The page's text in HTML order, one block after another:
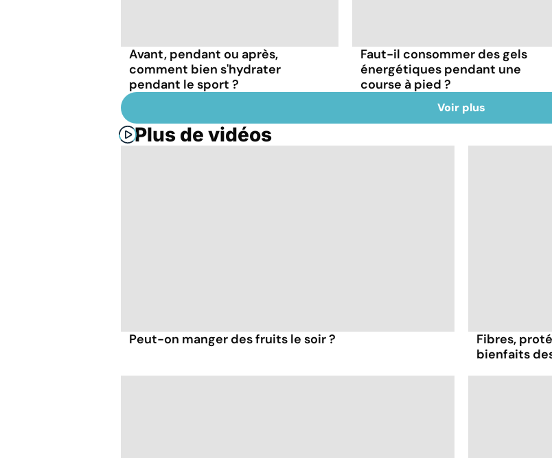
Avant, pendant ou après,
comment bien s'hydrater
pendant le sport ?
Faut-il consommer des gels
énergétiques pendant une
course à pied ?
Voir plus
Plus de vidéos
Peut-on manger des fruits le soir ?
Fibres,
bienfaits